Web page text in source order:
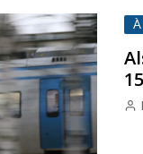
À